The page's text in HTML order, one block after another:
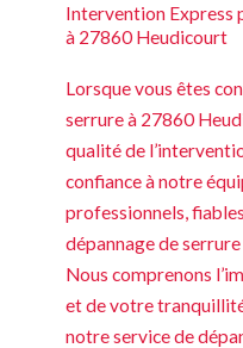
Intervention Express
à 27860 Heudicourt
Lorsque vous êtes
serrure à 27860
qualité de
confiance à notre
professionnels,
dépannage de
Nous comprenons
et de votre
notre service de